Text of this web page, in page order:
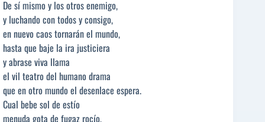
De sí mismo y los otros enemigo,
y luchando con todos y consigo,
en nuevo caos tornarán el mundo,
hasta que baje la ira justiciera
y abrase viva llama
el vil teatro del humano drama
que en otro mundo el desenlace espera.
Cual bebe sol de estío
menuda gota de fugaz rocío,